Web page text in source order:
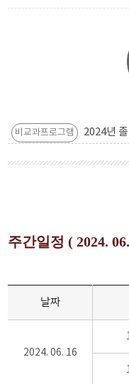
비교과프로그램 2024년
주간일정 ( 2024.
날짜
2024. 06. 16